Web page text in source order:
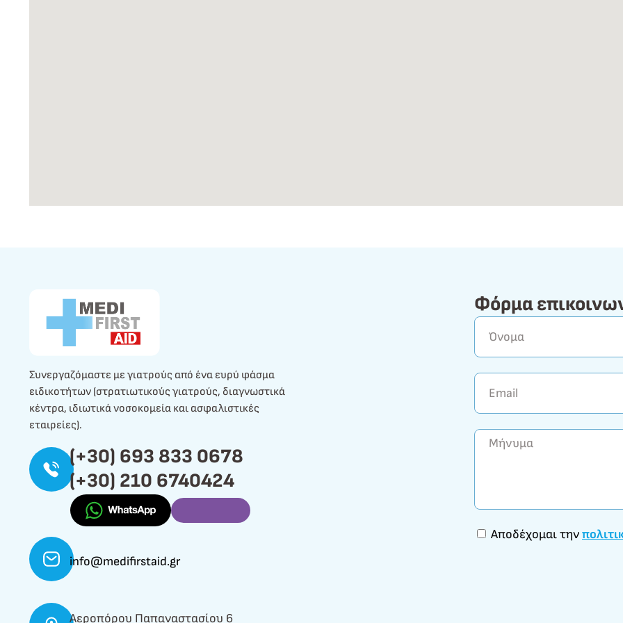
Συνεργαζόμαστε με γιατρούς από ένα ευρύ φάσμα
ειδικοτήτων (στρατιωτικούς γιατρούς, διαγνωστικά
κέντρα, ιδιωτικά νοσοκομεία και ασφαλιστικές
εταιρείες).
(+30) 693 833 0678
(+30) 210 6740424
info@medifirstaid.gr
Αεροπόρου Παπαναστασίου 6
Φόρμα
Αποδέχομαι την